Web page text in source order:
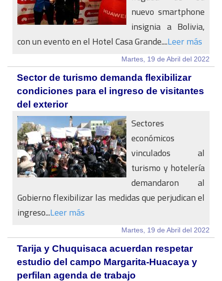
nuevo smartphone
insignia a Bolivia,
con un evento en el Hotel Casa Grande....Leer más
Martes, 19 de Abril del 2022
Sector de turismo demanda flexibilizar
condiciones para el ingreso de visitantes
del exterior
Sectores
económicos
vinculados al
turismo y hotelería
demandaron al
Gobierno flexibilizar las medidas que perjudican el
ingreso...Leer más
Martes, 19 de Abril del 2022
Tarija y Chuquisaca acuerdan respetar
estudio del campo Margarita-Huacaya y
perfilan agenda de trabajo